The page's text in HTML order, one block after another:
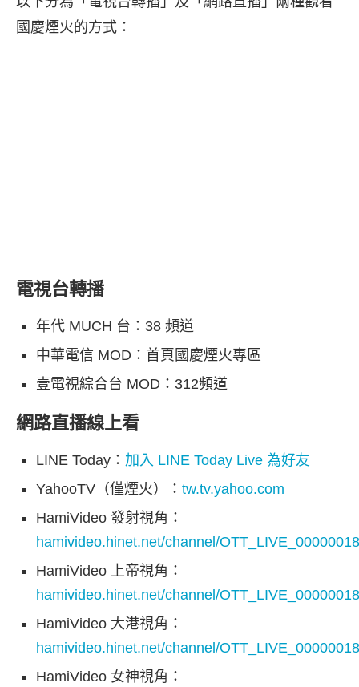
國慶煙火的方式：
電視台轉播
年代 MUCH 台：38 頻道
中華電信 MOD：首頁國慶煙火專區
壹電視綜合台 MOD：312頻道
網路直播線上看
LINE Today： 加入 LINE Today Live 為好友
YahooTV（僅煙火）： tw.tv.yahoo.com
HamiVideo 發射視角：
hamivideo.hinet.net/channel/
HamiVideo 上帝視角：
hamivideo.hinet.net/channel/
HamiVideo 大港視角：
hamivideo.hinet.net/channel/
HamiVideo 女神視角：